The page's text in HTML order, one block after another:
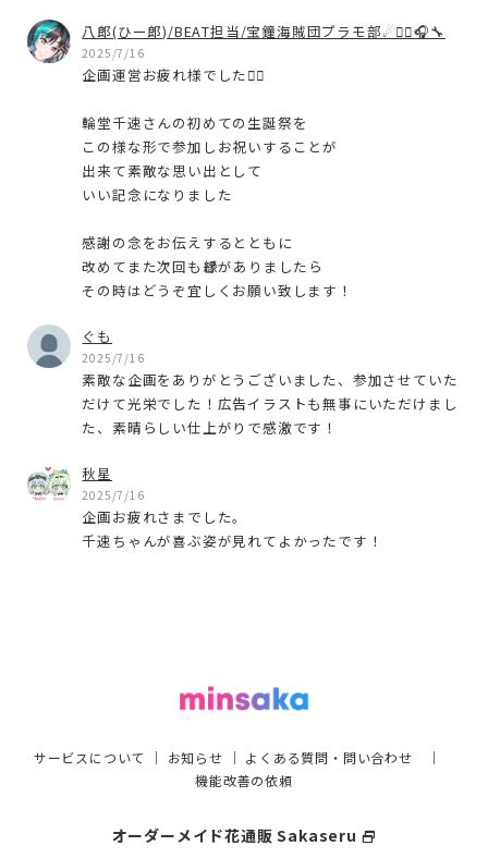
八郎(ひー郎)/BEAT担当/宝鐘海賊団プラモ部☄🏴‍☠️🎧🔧
2025/7/16
企画運営お疲れ様でした🙇‍♂️
輪堂千速さんの初めての生誕祭を
この様な形で参加しお祝いすることが
出来て素敵な思い出として
いい記念になりました
感謝の念をお伝えするとともに
改めてまた次回もこ゚縁がありましたら
その時はどうぞ宜しくお願い致します！
ぐも
2025/7/16
素敵な企画をありがとうございました、参加させていた
だけて光栄でした！広告イラストも無事にいただけまし
た、素晴らしい仕上がりで感激です！
秋星
2025/7/16
企画お疲れさまでした。
千速ちゃんが喜ぶ姿が見れてよかったです！
サービスについて ｜ お知らせ ｜ よくある質問・問い合わせ ｜
機能改善の依頼
オーダーメイド花通販 Sakaseru select_window